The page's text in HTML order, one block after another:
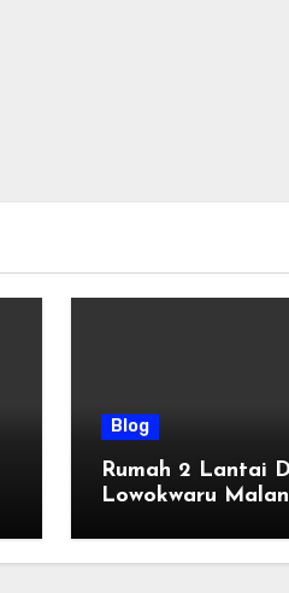
Blog
Rumah 2 Lantai
Lowokwaru
Premium | Graha